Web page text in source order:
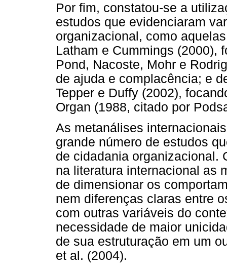
Por fim, constatou-se a
estudos que evidenciaram
organizacional, como
Latham e Cummings (2000),
Pond, Nacoste, Mohr e
de ajuda e complacência; e
Tepper e Duffy (2002),
Organ (1988, citado por
As metanálises
grande número de estudos
de cidadania organizacional.
na literatura internacional as
de dimensionar os
nem diferenças claras entre
com outras variáveis do
necessidade de maior
de sua estruturação em um
et al. (2004).